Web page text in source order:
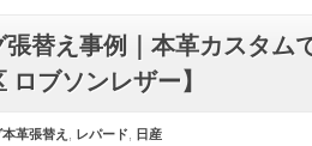
張替え事例｜本革カスタム
ブソンレザー】
革張替え レパード 日産